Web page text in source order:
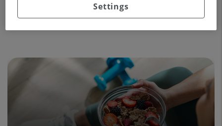
Especialistas
Settings